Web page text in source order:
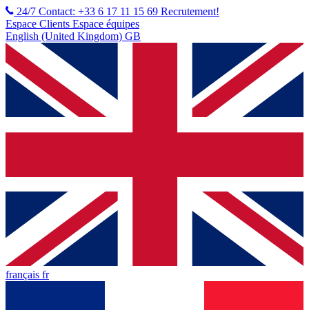
24/7 Contact: +33 6 17 11 15 69 Recrutement!
Espace Clients Espace équipes
English (United Kingdom) GB
français fr